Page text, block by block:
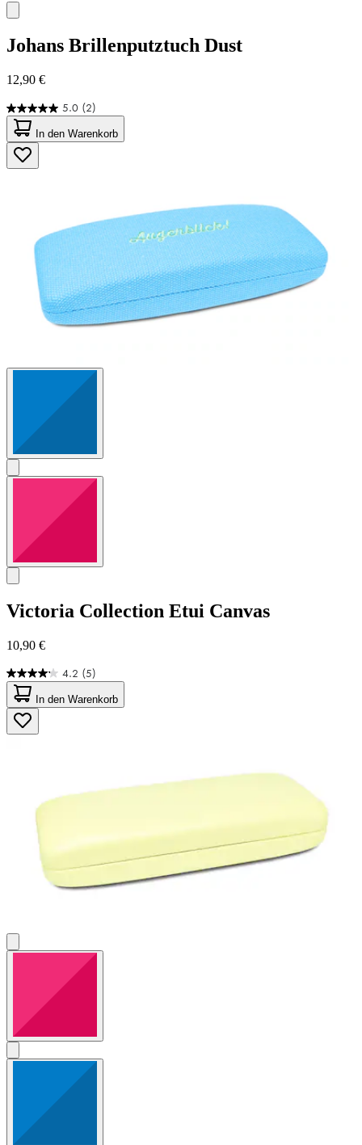
Johans Brillenputztuch Dust
12,90 €
5.0 (2)
5.0
von
5
Sternen.
2
In den Warenkorb
Victoria Collection Etui Canvas
10,90 €
4.2 (5)
4.2
von
5
Sternen.
5
In den Warenkorb